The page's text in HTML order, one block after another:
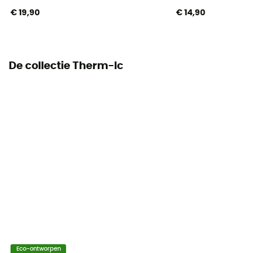
€ 19,90 € 14,90
De collectie Therm-Ic
Eco-ontworpen